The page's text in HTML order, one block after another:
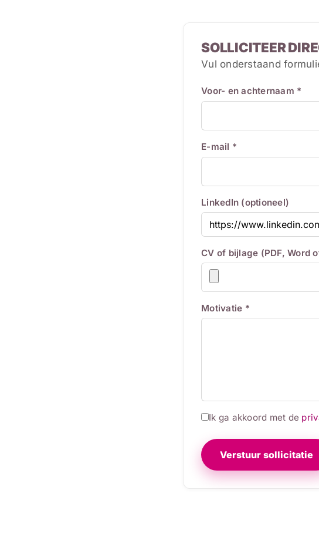
SOLLICITEER
Vul onderstaand
Voor- en achternaam *
E-mail *
LinkedIn (optioneel)
CV of bijlage (PDF, Word
Motivatie *
Ik ga akkoord met de
Verstuur sollicitatie